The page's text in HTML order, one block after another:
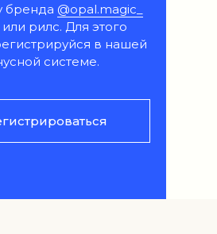
бренда @opal.magic_
рилс. Для этого
в нашей
системе.